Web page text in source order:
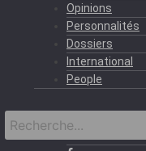
Opinions
Personnalités
Dossiers
International
People